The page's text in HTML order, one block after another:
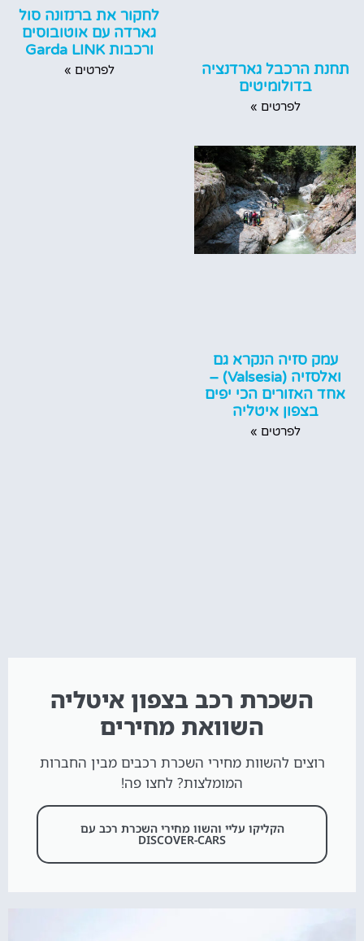
תחנת הרכבל גארדנציה
בדולומיטים
לפרטים »
לחקור את ברנזונה סול
גארדה עם אוטובוסים
ורכבות Garda LINK
לפרטים »
עמק סזיה הנקרא גם
ואלסזיה (Valsesia) –
אחד האזורים הכי יפים
בצפון איטליה
לפרטים »
השכרת רכב בצפון איטליה
השוואת מחירים
רוצים להשוות מחירי השכרת רכבים מבין החברות
המומלצות? לחצו פה!
הקליקו עליי והשוו מחירי השכרת רכב עם
DISCOVER-CARS